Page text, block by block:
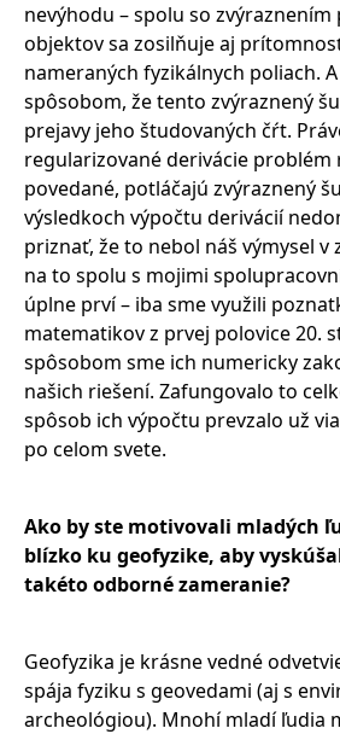
nevýhodu – spolu so
objektov sa zosilňuje aj
nameraných fyzikálnych poliach.
spôsobom, že tento zvýraznený
prejavy jeho študovaných čŕt.
regularizované derivácie problém
povedané, potláčajú zvýraznený
výsledkoch výpočtu derivácií
priznať, že to nebol náš výmysel v
na to spolu s mojimi
úplne prví – iba sme využili
matematikov z prvej polovice 20.
spôsobom sme ich numericky
našich riešení. Zafungovalo to
spôsob ich výpočtu prevzalo už
po celom svete.
Ako by ste motivovali mladých
blízko ku geofyzike, aby
takéto odborné zameranie?
Geofyzika je krásne vedné
spája fyziku s geovedami (aj s
archeológiou). Mnohí mladí ľudia